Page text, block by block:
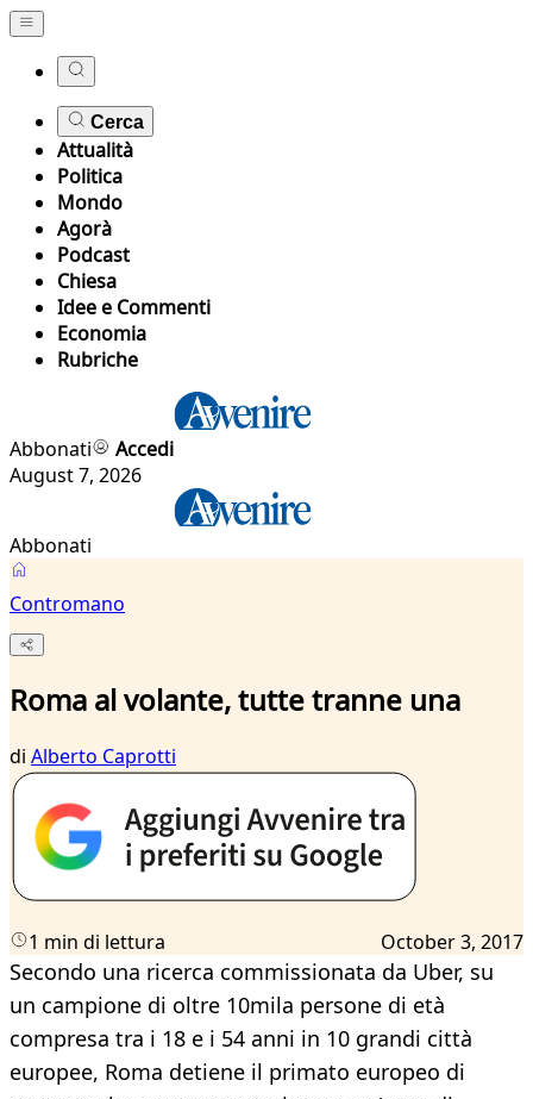
Cerca
Attualità
Politica
Mondo
Agorà
Podcast
Chiesa
Idee e Commenti
Economia
Rubriche
Abbonati
Accedi
August 7, 2026
Abbonati
Contromano
Roma al volante, tutte tranne una
di Alberto Caprotti
1 min di lettura October 3, 2017
Secondo una ricerca commissionata da Uber, su
un campione di oltre 10mila persone di età
compresa tra i 18 e i 54 anni in 10 grandi città
europee, Roma detiene il primato europeo di